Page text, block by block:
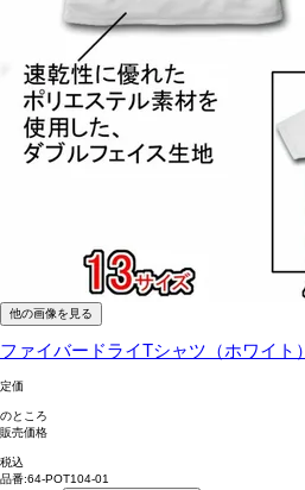
他の画像を見る
ファイバードライTシャツ（ホワイト）
定価
のところ
販売価格
税込
品番:64-POT104-01